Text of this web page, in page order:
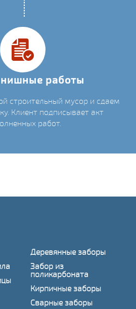
работы
строительный мусор и сдаем
Клиент подписывает акт
работ.
Деревянные заборы
Забор из
поликарбоната
Кирпичные заборы
Сварные заборы